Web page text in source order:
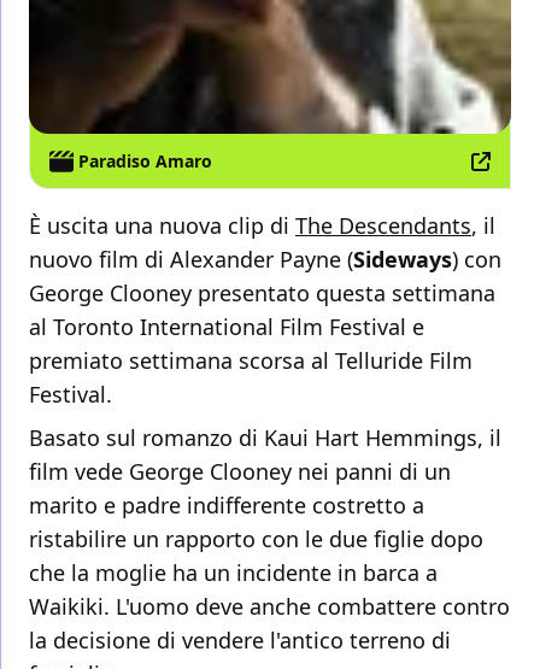
Paradiso Amaro
È uscita una nuova clip di The Descendants, il
nuovo film di Alexander Payne (Sideways) con
George Clooney presentato questa settimana
al Toronto International Film Festival e
premiato settimana scorsa al Telluride Film
Festival.
Basato sul romanzo di Kaui Hart Hemmings, il
film vede George Clooney nei panni di un
marito e padre indifferente costretto a
ristabilire un rapporto con le due figlie dopo
che la moglie ha un incidente in barca a
Waikiki. L'uomo deve anche combattere contro
la decisione di vendere l'antico terreno di